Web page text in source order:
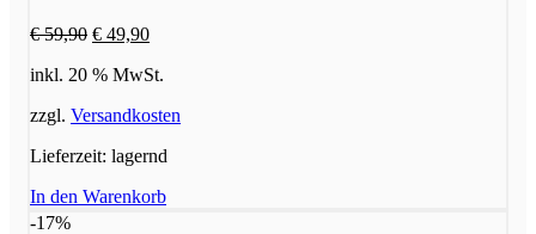
€59,90 Ursprünglicher
war:
€ 49,90Aktueller
ist:
inkl. 20 % MwSt.
zzgl. Versandkosten
Lieferzeit: lagernd
In den Warenkorb
-17%